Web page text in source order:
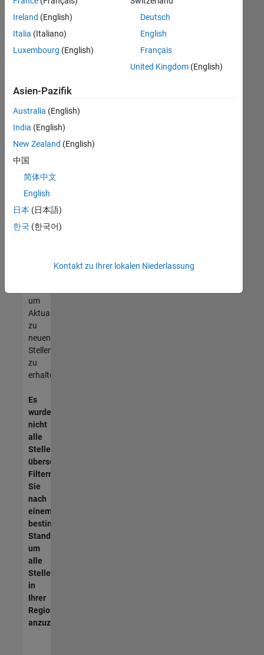
fassen
oder
alle
Stellenangebote
anzeigen .
noch
keine
offenen
Stellen
können,
die
Ihren
entsprechen,
werden
unseres
um
Aktualisierungen
zu
neuen
Stellenangeboten
zu
erhalten.
Es
wurden
nicht
alle
Stellen
übersetzt.
Filtern
Sie
nach
einem
bestimmten
Standort,
um
alle
Stellenangebote
in
Ihrer
Region
anzuzeigen.
Ireland (English)
Italia (Italiano)
Luxembourg (English)
Deutsch
English
Français
United Kingdom(English)
Asien-Pazifik
Australia (English)
India (English)
New Zealand (English)
中国
简体中文
English
日本 (日本語)
한국 (한국어)
Kontakt zu Ihrer lokalen Niederlassung